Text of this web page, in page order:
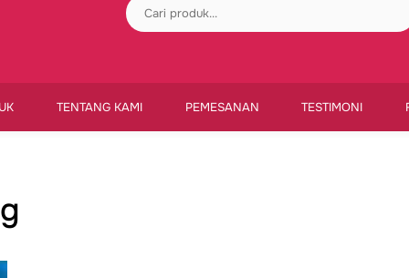
TENTANG KAMI PEMESANAN TESTIMONI